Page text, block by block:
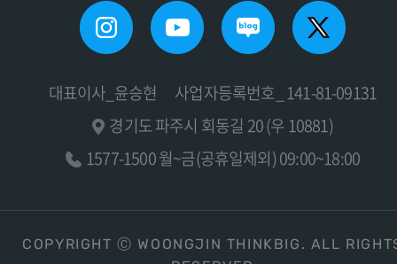
대표이사_윤승현
사업자등록번호_ 141-81-09131
경기도 파주시 회동길 20 (우 10881)
1577-1500 월~금(공휴일제외) 09:00~18:00
COPYRIGHT Ⓒ WOONGJIN THINKBIG. ALL